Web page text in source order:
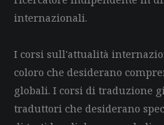
internazionali.
I corsi sull'attualità
coloro che desiderano
globali. I corsi di traduzione
traduttori che desiderano